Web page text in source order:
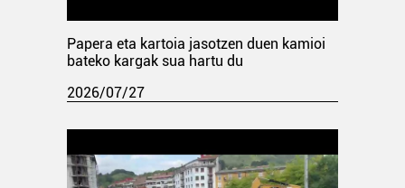
Papera eta kartoia jasotzen duen kamioi
bateko kargak sua hartu du
2026/07/27